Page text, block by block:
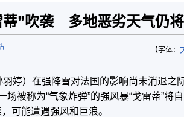
蒂”吹袭 多地恶劣天气仍
【字体：
羽婷）在强降雪对法国的影响尚未消退之
被称为“气象炸弹”的强风暴“戈雷蒂”将
可能遭遇强风和巨浪。